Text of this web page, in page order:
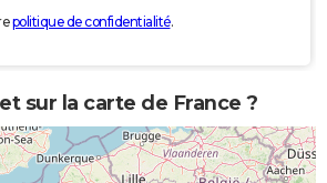
politique de confidentialité.
sur la carte de France ?